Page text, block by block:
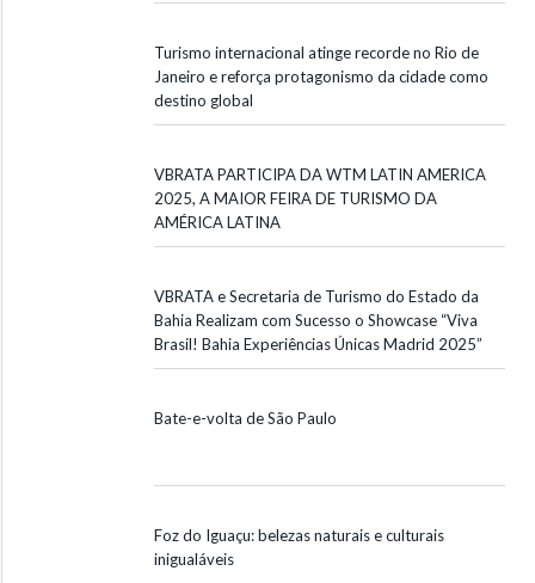
Turismo internacional atinge recorde no Rio de
Janeiro e reforça protagonismo da cidade como
destino global
VBRATA PARTICIPA DA WTM LATIN AMERICA
2025, A MAIOR FEIRA DE TURISMO DA
AMÉRICA LATINA
VBRATA e Secretaria de Turismo do Estado da
Bahia Realizam com Sucesso o Showcase “Viva
Brasil! Bahia Experiências Únicas Madrid 2025”
Bate-e-volta de São Paulo
Foz do Iguaçu: belezas naturais e culturais
inigualáveis